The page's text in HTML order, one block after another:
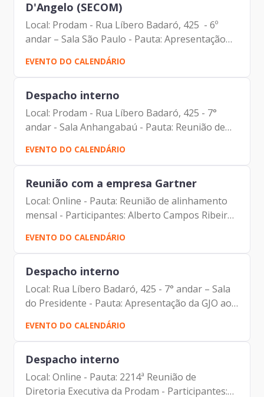
D'Angelo (SECOM)
Local: Prodam - Rua Líbero Badaró, 425 - 6º
andar – Sala São Paulo - Pauta: Apresentação
Novo Portal - Participantes: Alberto Campos
Ribeiro (Prodam) Andre Hirai (Liferay) Breno
Silva (Liferay)...
EVENTO DO CALENDÁRIO
Despacho interno
Local: Prodam - Rua Líbero Badaró, 425 - 7°
andar - Sala Anhangabaú - Pauta: Reunião de
alinhamento geral - Planejamento Estratégico -
FESP - Participantes: Carlos Alberto da Silva
(Assessor da...
EVENTO DO CALENDÁRIO
Reunião com a empresa Gartner
Local: Online - Pauta: Reunião de alinhamento
mensal - Participantes: Alberto Campos Ribeiro
(Prodam) Carlos Alberto da Silva (Prodam) Erick
Sobreiro (Gartner) Johann Nogueira Dantas
(Prodam) Vandi...
EVENTO DO CALENDÁRIO
Despacho interno
Local: Rua Líbero Badaró, 425 - 7° andar – Sala
do Presidente - Pauta: Apresentação da GJO ao
Conselho de Administração - Participantes:
Carolina Magnani Hiromoto (Assessora Jurídica
da Presidência...
EVENTO DO CALENDÁRIO
Despacho interno
Local: Online - Pauta: 2214ª Reunião de
Diretoria Executiva da Prodam - Participantes: